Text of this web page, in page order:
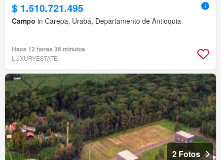
$ 1.510.721.495
Campo in Carepa, Urabá, Departamento de Antioquia
Hace 12 horas 36 minutos
LUXURYESTATE
2 Fotos